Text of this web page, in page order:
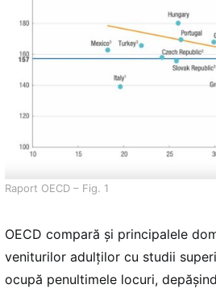
Raport OECD – Fig. 1
OECD compară și principalele
veniturilor adulților cu studii
ocupă penultimele locuri,